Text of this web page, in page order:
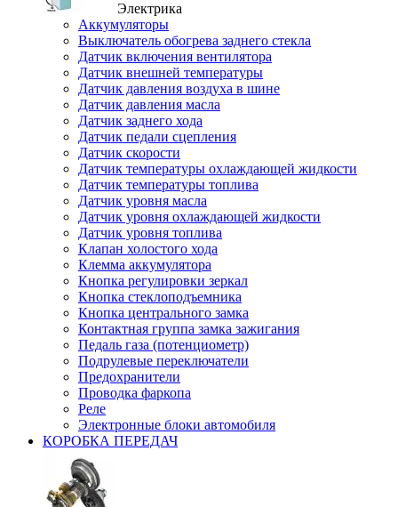
Электрика
Аккумуляторы
Выключатель обогрева заднего стекла
Датчик включения вентилятора
Датчик внешней температуры
Датчик давления воздуха в шине
Датчик давления масла
Датчик заднего хода
Датчик педали сцепления
Датчик скорости
Датчик температуры охлаждающей жидкости
Датчик температуры топлива
Датчик уровня масла
Датчик уровня охлаждающей жидкости
Датчик уровня топлива
Клапан холостого хода
Клемма аккумулятора
Кнопка регулировки зеркал
Кнопка стеклоподъемника
Кнопка центрального замка
Контактная группа замка зажигания
Педаль газа (потенциометр)
Подрулевые переключатели
Предохранители
Проводка фаркопа
Реле
Электронные блоки автомобиля
КОРОБКА ПЕРЕДАЧ